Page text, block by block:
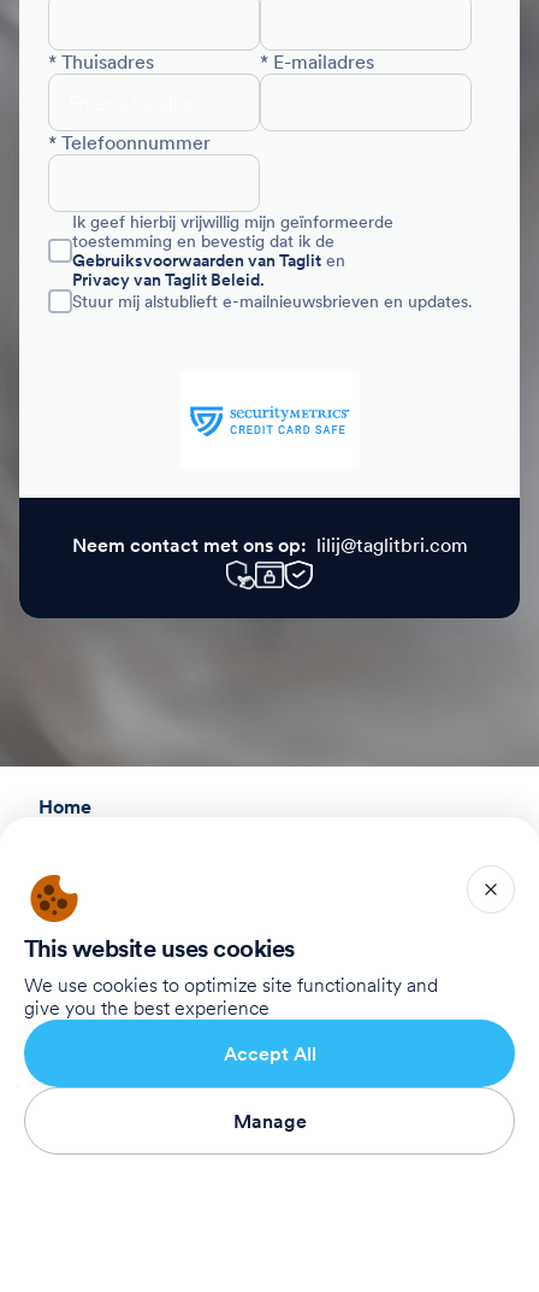
* Thuisadres * E-mailadres
* Telefoonnummer
Ik geef hierbij vrijwillig mijn geïnformeerde
toestemming en bevestig dat ik de
Gebruiksvoorwaarden van Taglit en
Privacy van Taglit Beleid.
Stuur mij alstublieft e-mailnieuwsbrieven en updates.
Neem contact met ons op: lilij@taglitbri.com
Home
Our Supporters
To Registration Website
Connect with Us
giving@test.taglit.foundation
Want to receive our newsletter?
Subscribe
This website uses cookies
We use cookies to optimize site functionality and
give you the best experience
Manage
Accept All